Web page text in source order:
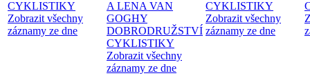
CYKLISTIKY
Zobrazit všechny
záznamy ze dne
A LENA VAN
GOGHY
DOBRODRUŽSTVÍ
CYKLISTIKY
Zobrazit všechny
záznamy ze dne
CYKLISTIKY
Zobrazit všechny
záznamy ze dne